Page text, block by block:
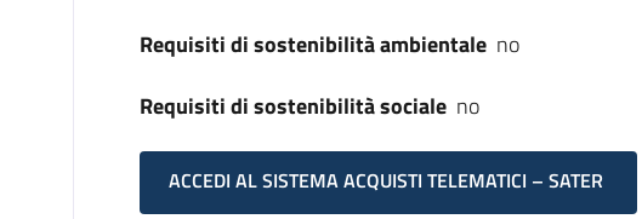
Requisiti di sostenibilità ambientale no
Requisiti di sostenibilità sociale no
ACCEDI AL SISTEMA ACQUISTI TELEMATICI – SATER